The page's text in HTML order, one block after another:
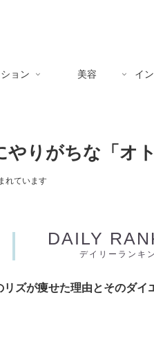
ョン 美容 イ
やりがちな「オ
れています
DAILY
デイリーランキ
リズが痩せた理由とそのダイ